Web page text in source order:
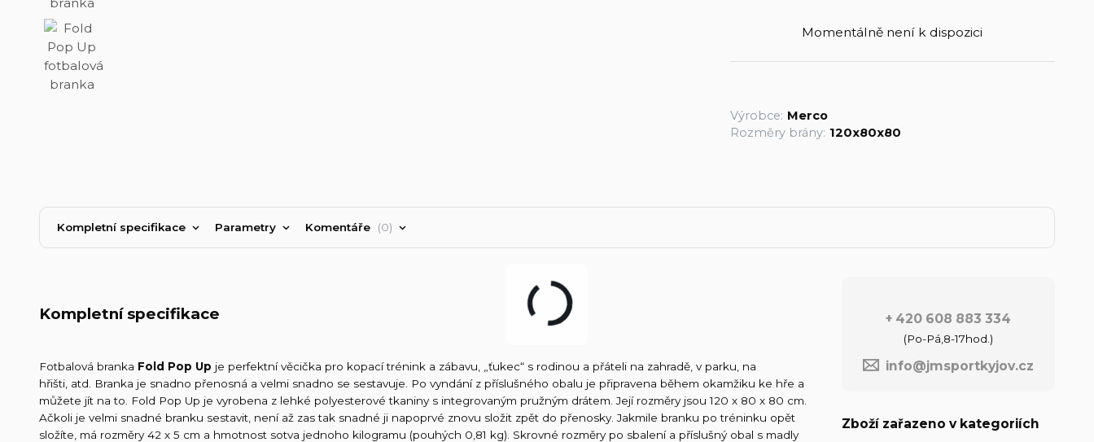
Momentálně není k dispozici
Výrobce: Merco
Rozměry brány: 120x80x80
Kompletní specifikace Parametry Komentáře 0
Kompletní specifikace
Fotbalová branka Fold Pop Up je perfektní věcička pro kopací trénink a zábavu, „ťukec“ s rodinou a přáteli na zahradě, v parku, na
hřišti, atd. Branka je snadno přenosná a velmi snadno se sestavuje. Po vyndání z příslušného obalu je připravena během okamžiku ke hře a
můžete jít na to. Fold Pop Up je vyrobena z lehké polyesterové tkaniny s integrovaným pružným drátem. Její rozměry jsou 120 x 80 x 80 cm.
Ačkoli je velmi snadné branku sestavit, není až zas tak snadné ji napoprvé znovu složit zpět do přenosky. Jakmile branku po tréninku opět
složíte, má rozměry 42 x 5 cm a hmotnost sotva jednoho kilogramu (pouhých 0,81 kg). Skrovné rozměry po sbalení a příslušný obal s madly
+ 420 608 883 334
(Po-Pá,8-17hod.)
info@jmsportkyjov.cz
Zboží zařazeno v kategoriích